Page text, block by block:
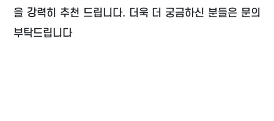
을 강력히 추천 드립니다. 더욱 더 궁금하신 분들은 문의
부탁드립니다